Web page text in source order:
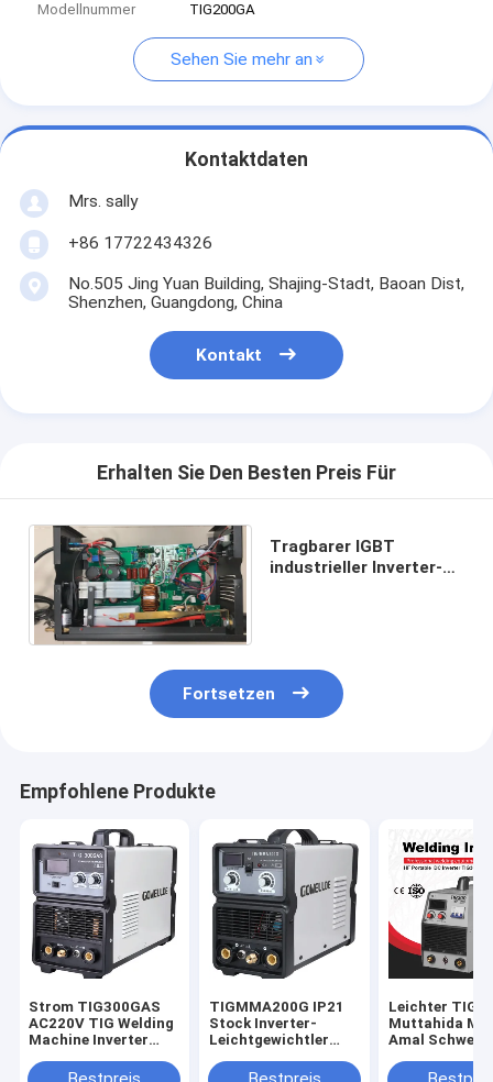
Modellnummer
TIG200GA
Sehen Sie mehr an
Kontaktdaten
Mrs. sally
+86 17722434326
No.505 Jing Yuan Building, Shajing-Stadt, Baoan Dist,
Shenzhen, Guangdong, China
Kontakt
Erhalten Sie Den Besten Preis Für
Tragbarer IGBT
industrieller Inverter-
Fortsetzen
Empfohlene Produkte
Strom TIG300GAS
AC220V TIG Welding
Machine Inverter
TIGMMA200G IP21
Stock Inverter-
Leichtgewichtler
Majlis-e-Amal
Leichter TIG-
Muttahida
Amal
Stock